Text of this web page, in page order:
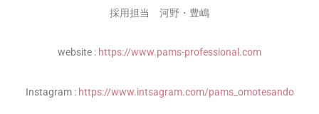
採用担当 河野・豊嶋
website : https://www.pams-professional.com
Instagram : https://www.intsagram.com/pams_omotesando